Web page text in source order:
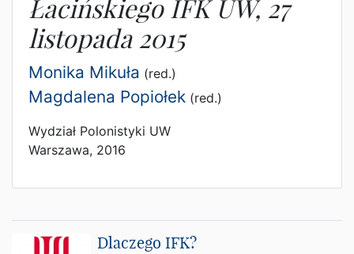
Łacińskiego IFK UW, 27
listopada 2015
Monika Mikuła (red.)
Magdalena Popiołek (red.)
Wydział Polonistyki UW
Warszawa, 2016
Dlaczego IFK?